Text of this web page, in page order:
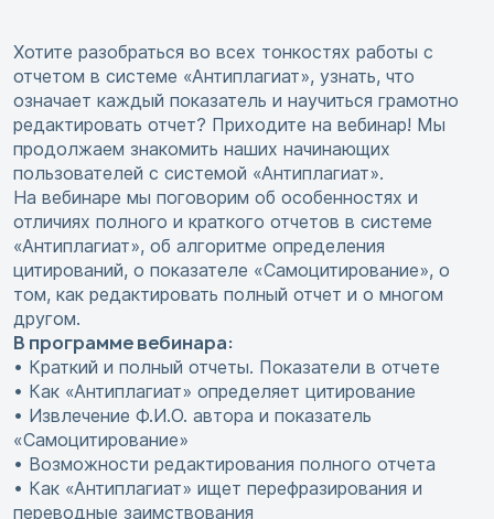
Хотите разобраться во всех тонкостях работы с
отчетом в системе «Антиплагиат», узнать, что
означает каждый показатель и научиться грамотно
редактировать отчет? Приходите на вебинар! Мы
продолжаем знакомить наших начинающих
пользователей с системой «Антиплагиат».
На вебинаре мы поговорим об особенностях и
отличиях полного и краткого отчетов в системе
«Антиплагиат», об алгоритме определения
цитирований, о показателе «Самоцитирование», о
том, как редактировать полный отчет и о многом
другом.
В программе вебинара:
• Краткий и полный отчеты. Показатели в отчете
• Как «Антиплагиат» определяет цитирование
• Извлечение Ф.И.О. автора и показатель
«Самоцитирование»
• Возможности редактирования полного отчета
• Как «Антиплагиат» ищет перефразирования и
переводные заимствования